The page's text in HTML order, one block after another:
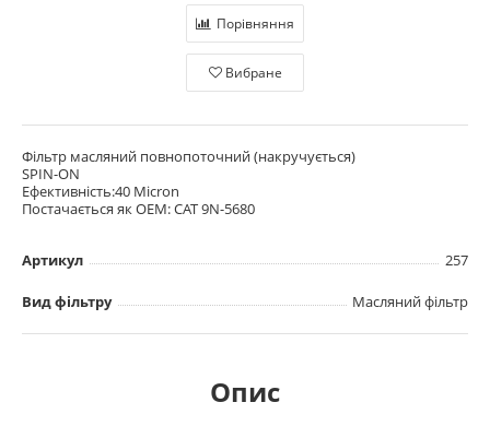
Порівняння
Вибране
Фільтр масляний повнопоточний (накручується)
SPIN-ON
Ефективність:40 Micron
Постачається як OEM: CAT 9N-5680
Артикул 257
Вид фільтру Масляний фільтр
Опис